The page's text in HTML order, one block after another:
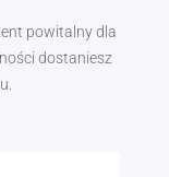
powitalny dla
dostaniesz